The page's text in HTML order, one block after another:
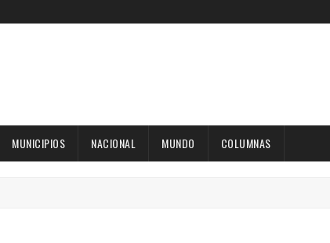
MUNICIPIOS NACIONAL MUNDO COLUMNAS